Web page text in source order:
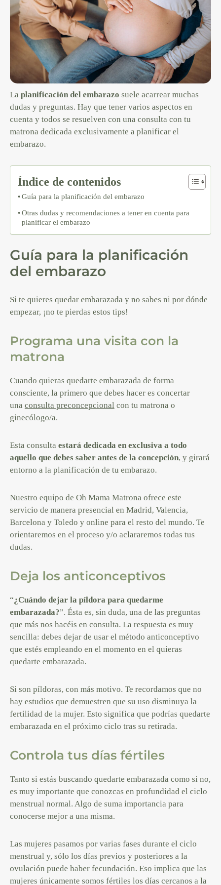
La planificación del embarazo suele acarrear muchas
dudas y preguntas. Hay que tener varios aspectos en
cuenta y todos se resuelven con una consulta con tu
matrona dedicada exclusivamente a planificar el
embarazo.
Índice de contenidos
Guía para la planificación del embarazo
Otras dudas y recomendaciones a tener en cuenta para
planificar el embarazo
Guía para la planificación
del embarazo
Si te quieres quedar embarazada y no sabes ni por dónde
empezar, ¡no te pierdas estos tips!
Programa una visita con la
matrona
Cuando quieras quedarte embarazada de forma
consciente, la primero que debes hacer es concertar
una consulta preconcepcional con tu matrona o
ginecólogo/a.
Esta consulta estará dedicada en exclusiva a todo
aquello que debes saber antes de la concepción, y girará
entorno a la planificación de tu embarazo.
Nuestro equipo de Oh Mama Matrona ofrece este
servicio de manera presencial en Madrid, Valencia,
Barcelona y Toledo y online para el resto del mundo. Te
orientaremos en el proceso y/o aclararemos todas tus
dudas.
Deja los anticonceptivos
“¿Cuándo dejar la píldora para quedarme
embarazada?”. Ésta es, sin duda, una de las preguntas
que más nos hacéis en consulta. La respuesta es muy
sencilla: debes dejar de usar el método anticonceptivo
que estés empleando en el momento en el quieras
quedarte embarazada.
Si son píldoras, con más motivo. Te recordamos que no
hay estudios que demuestren que su uso disminuya la
fertilidad de la mujer. Esto significa que podrías quedarte
embarazada en el próximo ciclo tras su retirada.
Controla tus días fértiles
Tanto si estás buscando quedarte embarazada como si no,
es muy importante que conozcas en profundidad el ciclo
menstrual normal. Algo de suma importancia para
conocerse mejor a una misma.
Las mujeres pasamos por varias fases durante el ciclo
menstrual y, sólo los días previos y posteriores a la
ovulación puede haber fecundación. Eso implica que las
mujeres únicamente somos fértiles los días cercanos a la